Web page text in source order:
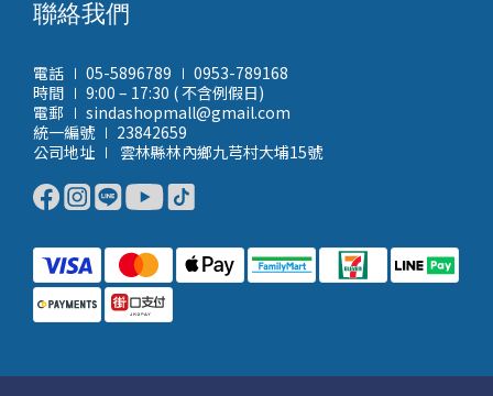
聯絡我們
電話 ∣ 05-5896789 ∣ 0953-789168
時間 ∣ 9:00 – 17:30 ( 不含例假日)
電郵 ∣ sindashopmall@gmail.com
統一編號 ∣ 23842659
公司地址 ∣ 雲林縣林內鄉九芎村大埔15號